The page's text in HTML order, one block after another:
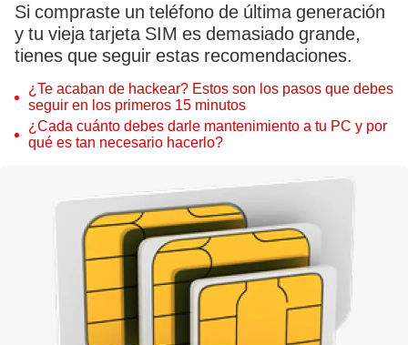
Si compraste un teléfono de última generación
y tu vieja tarjeta SIM es demasiado grande,
tienes que seguir estas recomendaciones.
¿Te acaban de hackear? Estos son los pasos que debes
seguir en los primeros 15 minutos
¿Cada cuánto debes darle mantenimiento a tu PC y por
qué es tan necesario hacerlo?